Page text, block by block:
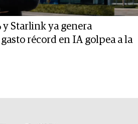
y Starlink ya genera
récord en IA golpea a la